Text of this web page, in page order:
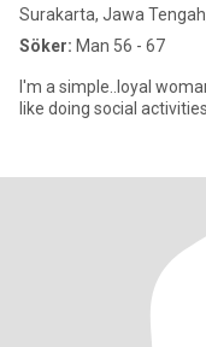
Surakarta, Jawa
Söker: Man 56 - 67
I'm a simple..loyal
like doing social